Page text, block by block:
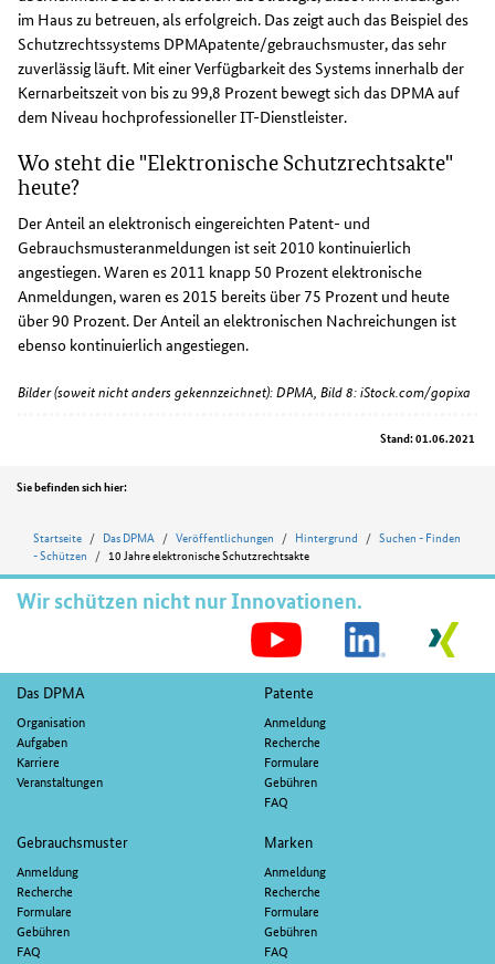
im Haus zu betreuen, als erfolgreich. Das zeigt auch das Beispiel des
Schutzrechtssystems DPMApatente/gebrauchsmuster, das sehr
zuverlässig läuft. Mit einer Verfügbarkeit des Systems innerhalb der
Kernarbeitszeit von bis zu 99,8 Prozent bewegt sich das DPMA auf
dem Niveau hochprofessioneller IT-Dienstleister.
Wo steht die "Elektronische Schutzrechtsakte"
heute?
Der Anteil an elektronisch eingereichten Patent- und
Gebrauchsmusteranmeldungen ist seit 2010 kontinuierlich
angestiegen. Waren es 2011 knapp 50 Prozent elektronische
Anmeldungen, waren es 2015 bereits über 75 Prozent und heute
über 90 Prozent. Der Anteil an elektronischen Nachreichungen ist
ebenso kontinuierlich angestiegen.
Bilder (soweit nicht anders gekennzeichnet): DPMA, Bild 8: iStock.com/gopixa
Stand: 01.06.2021
Position
Sie befinden sich hier:
Startseite Das DPMA Veröffentlichungen Hintergrund
Suchen - Finden
- Schützen
10 Jahre elektronische Schutzrechtsakte
Wir schützen nicht nur Innovationen.
Fußnavigation
Das DPMA
Organisation
Aufgaben
Karriere
Veranstaltungen
Patente
Anmeldung
Recherche
Formulare
Gebühren
FAQ
Gebrauchsmuster
Anmeldung
Recherche
Formulare
Gebühren
FAQ
Marken
Anmeldung
Recherche
Formulare
Gebühren
FAQ